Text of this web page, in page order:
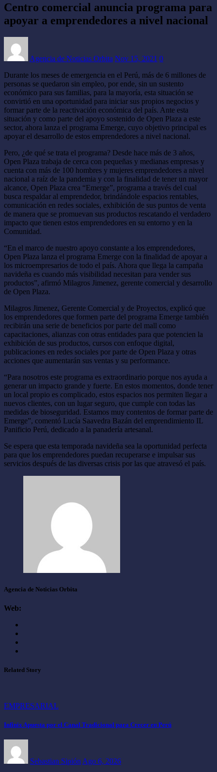
Centro comercial anuncia programa para
apoyar a emprendedores a nivel nacional
Agencia de Noticias Orbita Nov 15, 2021 0
Durante los meses de emergencia en el Perú, más de 6 millones de
personas se quedaron sin empleo, por ende, sin un sustento
económico para sus familias, para la mayoría, esta situación se
convirtió en una oportunidad para iniciar sus propios negocios y
formar parte de la reactivación económica del país. Ante esta
situación y como parte del apoyo sostenido de Open Plaza a este
sector, ahora lanza el programa Emerge, cuyo objetivo principal es
apoyar el desarrollo de estos emprendedores a nivel nacional.
Pero, ¿de qué se trata el programa? Desde hace más de 3 años,
Open Plaza trabaja de cerca con pequeñas y medianas empresas y
cuenta con más de 100 hombres y mujeres emprendedores a nivel
nacional a raíz de la pandemia y con la finalidad de tener un mayor
alcance, Open Plaza crea “Emerge”, programa a través del cual
busca respaldar al emprendedor, brindándole espacios rentables,
comunicación en redes sociales, exhibición de sus puntos de venta
de manera que se promuevan sus productos rescatando el verdadero
impacto que tienen estos emprendedores en su entorno y en la
Comunidad.
“En el marco de nuestro apoyo constante a los emprendedores,
Open Plaza lanza el programa Emerge con la finalidad de apoyar a
los microempresarios de todo el país. Ahora que llega la campaña
navideña es cuando más visibilidad necesitan para vender sus
productos”, afirmó Milagros Jimenez, gerente comercial y desarrollo
de Open Plaza.
Milagros Jimenez, Gerente Comercial y de Proyectos, explicó que
los emprendedores que formen parte del programa Emerge también
recibirán una serie de beneficios por parte del mall como
capacitaciones, alianzas con otras entidades para que potencien la
exhibición de sus productos, cursos con enfoque digital,
publicaciones en redes sociales por parte de Open Plaza y otras
acciones que aumentarán sus ventas y su performance.
“Para nosotros este programa es extraordinario porque nos ayuda a
generar un impacto grande y fuerte. En estos momentos, donde tener
un local propio es complicado, estos espacios nos permiten llegar a
nuevos clientes, con un lugar seguro, que cumple con todas las
medidas de bioseguridad. Estamos muy contentos de formar parte de
Emerge”, comentó Lucía Saavedra Bazán del emprendimiento IL
Panificio Perú, dedicado a la panadería artesanal.
Se espera que esta temporada navideña sea la oportunidad perfecta
para que los emprendedores puedan recuperarse e impulsar sus
servicios después de las diversas crisis por las que atravesó el país.
Agencia de Noticias Orbita
Web:
Related Story
EMPRESARIAL
Infinix Apuesta por el Canal Tradicional para Crecer en Perú
Sebastian Sipión Ago 6, 2026